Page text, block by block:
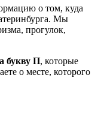
о том, куда
Мы
прогулок,
букву П, которые
о месте, которого